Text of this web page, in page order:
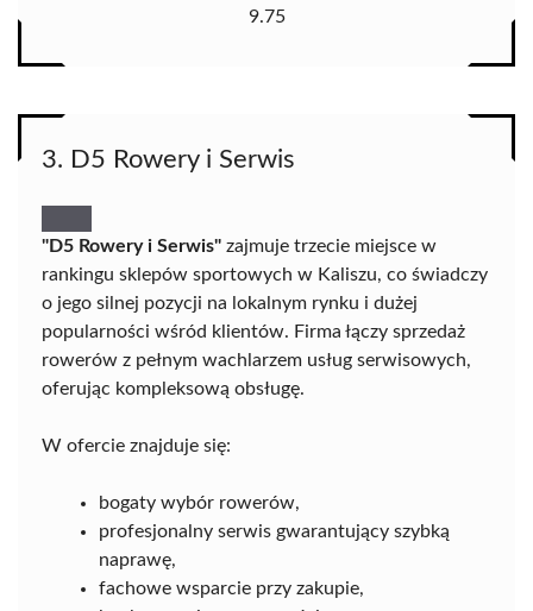
9.75
3. D5 Rowery i Serwis
"D5 Rowery i Serwis" zajmuje trzecie miejsce w
rankingu sklepów sportowych w Kaliszu, co świadczy
o jego silnej pozycji na lokalnym rynku i dużej
popularności wśród klientów. Firma łączy sprzedaż
rowerów z pełnym wachlarzem usług serwisowych,
oferując kompleksową obsługę.
W ofercie znajduje się:
bogaty wybór rowerów,
profesjonalny serwis gwarantujący szybką
naprawę,
fachowe wsparcie przy zakupie,